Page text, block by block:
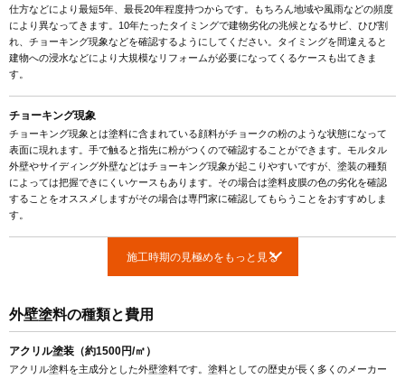
仕方などにより最短5年、最長20年程度持つからです。もちろん地域や風雨などの頻度
により異なってきます。10年たったタイミングで建物劣化の兆候となるサビ、ひび割
れ、チョーキング現象などを確認するようにしてください。タイミングを間違えると
建物への浸水などにより大規模なリフォームが必要になってくるケースも出てきま
す。
チョーキング現象
チョーキング現象とは塗料に含まれている顔料がチョークの粉のような状態になって
表面に現れます。手で触ると指先に粉がつくので確認することができます。モルタル
外壁やサイディング外壁などはチョーキング現象が起こりやすいですが、塗装の種類
によっては把握できにくいケースもあります。その場合は塗料皮膜の色の劣化を確認
することをオススメしますがその場合は専門家に確認してもらうことをおすすめしま
す。
施工時期の見極めをもっと見る
外壁塗料の種類と費用
アクリル塗装（約1500円/㎡）
アクリル塗料を主成分とした外壁塗料です。塗料としての歴史が長く多くのメーカー